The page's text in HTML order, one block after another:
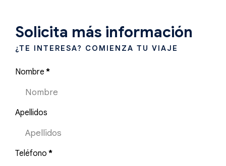
Solicita más información
¿TE INTERESA? COMIENZA TU VIAJE
Nombre *
Apellidos
Teléfono *